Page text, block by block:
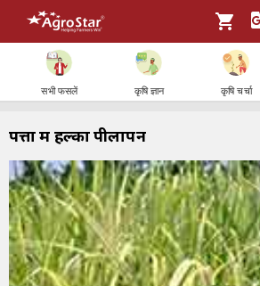
सभी फसलें कृषि ज्ञान कृषि चर्चा
पत्तों में हल्का पीलापन